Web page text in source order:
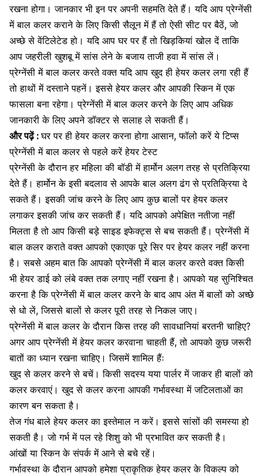
रखना होगा। जानकार भी इन पर अपनी सहमति देते हैं। यदि आप प्रेग्नेंसी
में बाल कलर कराने के लिए किसी सैलून में हैं तो ऐसी सीट पर बैठें, जो
अच्छे से वेंटिलेटेड हो। यदि आप घर पर हैं तो खिड़कियां खोल दें ताकि
आप जहरीली खुशबू में सांस लेने के बजाय ताजी हवा में सांस लें।
प्रेग्नेंसी में बाल कलर करते वक्त यदि आप खुद ही हेयर कलर लगा रही हैं
तो हाथों में दस्ताने पहनें। इससे हेयर कलर और आपकी स्किन में एक
फासला बना रहेगा। प्रेग्नेंसी में बाल कलर करने के लिए आप अधिक
जानकारी के लिए अपने डॉक्टर से सलाह ले सकती हैं।
और पढ़ें :घर पर ही हेयर कलर करना होगा आसान, फॉलो करें ये टिप्स
प्रेग्नेंसी में बाल कलर से पहले करें हेयर टेस्ट
प्रेग्नेंसी के दौरान हर महिला की बॉडी में हार्मोन अलग तरह से प्रतिक्रिया
देते हैं। हार्मोन के इसी बदलाव से आपके बाल अलग ढंग से प्रतिक्रिया दे
सकते हैं। इसकी जांच करने के लिए आप कुछ बालों पर हेयर कलर
लगाकर इसकी जांच कर सकती हैं। यदि आपको अपेक्षित नतीजा नहीं
मिलता है तो आप किसी बड़े साइड इफेक्ट्स से बच सकती हैं। प्रेग्नेंसी में
बाल कलर कराते वक्त आपको एकाएक पूरे सिर पर हेयर कलर नहीं करना
है। सबसे अहम बात कि आपको प्रेग्नेंसी में बाल कलर करते वक्त किसी
भी हेयर डाई को लंबे वक्त तक लगाए नहीं रखना है। आपको यह सुनिश्चित
करना है कि प्रेग्नेंसी में बाल कलर करने के बाद आप अंत में बालों को अच्छे
से धो लें, जिससे बालों से कलर पूरी तरह से निकल जाए।
प्रेग्नेंसी में बाल कलर के दौरान किस तरह की सावधानियां बरतनी चाहिए?
अगर आप प्रेग्नेंसी में हेयर कलर करवाना चाहती हैं, तो आपको कुछ जरूरी
बातों का ध्यान रखना चाहिए। जिसमें शामिल हैंः
खुद से कलर करने से बचें। किसी सदस्य यया पार्लर में जाकर ही बालों को
कलर करवाएं। खुद से कलर करना आपकी गर्भावस्था में जटिलताओं का
कारण बन सकता है।
तेज गंध बाले हेयर कलर का इस्तेमाल न करें। इससे सांसों की समस्या हो
सकती है। जो गर्भ में पल रहे शिशु को भी प्रभावित कर सकती है।
आंखों या स्किन के संपर्क में आने से बचे रहें।
गर्भावस्था के दौरान आपको हमेशा प्राकृतिक हेयर कलर के विकल्प को